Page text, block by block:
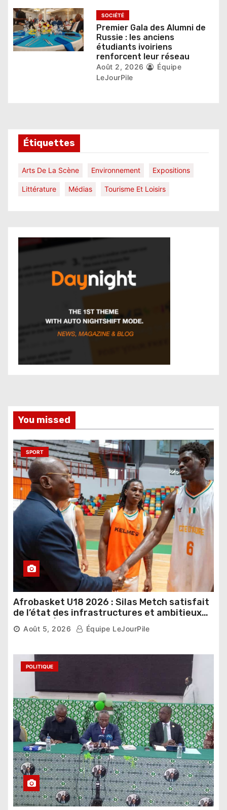
SOCIÉTÉ
Premier Gala des Alumni de
Russie : les anciens
étudiants ivoiriens
renforcent leur réseau
Août 2, 2026
Équipe
LeJourPile
Étiquettes
Arts De La Scène Environnement Expositions
Littérature Médias Tourisme Et Loisirs
You missed
SPORT
Afrobasket U18 2026 : Silas Metch satisfait
de l’état des infrastructures et ambitieux
pour les Éléphants
Août 5, 2026 Équipe LeJourPile
POLITIQUE